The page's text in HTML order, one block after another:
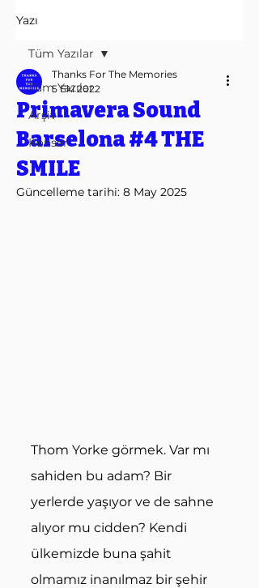
Yazı
Tüm Yazılar
Arşiv
Konser
Tüm Yazılar
Primavera Sound
Barselona #4 THE
SMILE
Thanks For The Memories
5 Eki 2022
Güncelleme tarihi: 8 May 2025
Thom Yorke görmek. Var mı
sahiden bu adam? Bir
yerlerde yaşıyor ve de sahne
alıyor mu cidden? Kendi
ülkemizde buna şahit
olmamız inanılmaz bir şehir